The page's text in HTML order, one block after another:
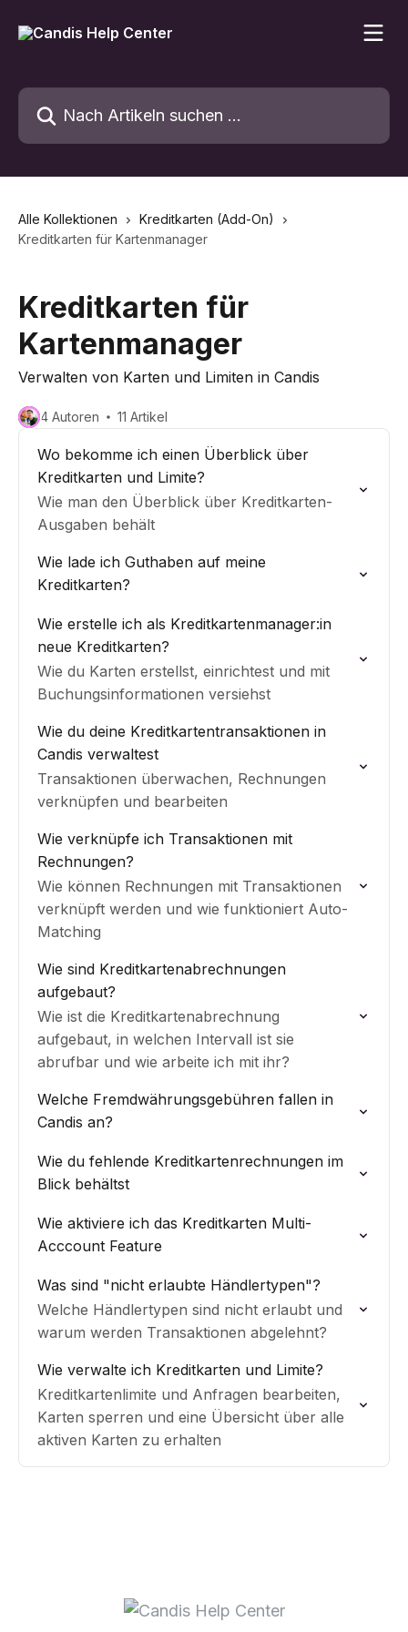
Nach Artikeln suchen …
Alle Kollektionen
Kreditkarten (Add-On)
Kreditkarten für Kartenmanager
Kreditkarten für
Kartenmanager
Verwalten von Karten und Limiten in Candis
4 Autoren 11 Artikel
Wo bekomme ich einen Überblick über
Kreditkarten und Limite?
Wie man den Überblick über Kreditkarten-
Ausgaben behält
Wie lade ich Guthaben auf meine
Kreditkarten?
Wie erstelle ich als Kreditkartenmanager:in
neue Kreditkarten?
Wie du Karten erstellst, einrichtest und mit
Buchungsinformationen versiehst
Wie du deine Kreditkartentransaktionen in
Candis verwaltest
Transaktionen überwachen, Rechnungen
verknüpfen und bearbeiten
Wie verknüpfe ich Transaktionen mit
Rechnungen?
Wie können Rechnungen mit Transaktionen
verknüpft werden und wie funktioniert Auto-
Matching
Wie sind Kreditkartenabrechnungen
aufgebaut?
Wie ist die Kreditkartenabrechnung
aufgebaut, in welchen Intervall ist sie
abrufbar und wie arbeite ich mit ihr?
Welche Fremdwährungsgebühren fallen in
Candis an?
Wie du fehlende Kreditkartenrechnungen im
Blick behältst
Wie aktiviere ich das Kreditkarten Multi-
Acccount Feature
Was sind "nicht erlaubte Händlertypen"?
Welche Händlertypen sind nicht erlaubt und
warum werden Transaktionen abgelehnt?
Wie verwalte ich Kreditkarten und Limite?
Kreditkartenlimite und Anfragen bearbeiten,
Karten sperren und eine Übersicht über alle
aktiven Karten zu erhalten